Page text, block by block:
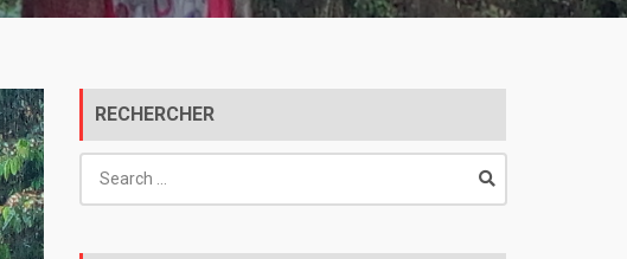
:
familia
Quichua
en
la
Amazonía
ecuatoriana
RECHERCHER
for: